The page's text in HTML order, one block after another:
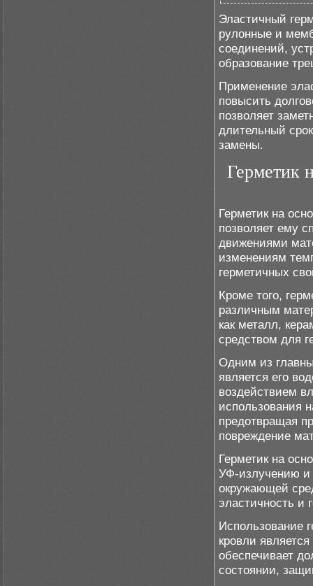
Эластичный
рулонные и
соединений,
образование
Применение
повысить
позволяет
длительный
замены.
Герметик
Герметик на
позволяет ему
движениями
изменениям
герметичных
Кроме того,
различным
как металл,
средством для
Одним из
является его
воздействием
использования
предотвращая
повреждение
Герметик на
УФ-излучению и
окружающей
эластичность и
Использование
кровли
обеспечивает
состоянии,